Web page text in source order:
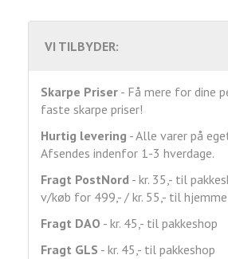
VI TILBYDER:
Skarpe Priser - Få mere for dine
faste skarpe priser!
Hurtig levering - Alle varer på
Afsendes indenfor 1-3 hverdage.
Fragt PostNord - kr. 35,- til
v/køb for 499,- / kr. 55,- til
Fragt DAO - kr. 45,- til pakkeshop
Fragt GLS - kr. 45,- til pakkeshop